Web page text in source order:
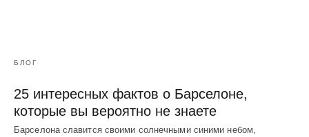
БЛОГ
25 интересных фактов о Барселоне,
которые вы вероятно не знаете
Барселона славится своими солнечными синими небом,